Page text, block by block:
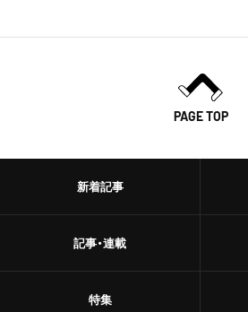
PAGE TOP
新着記事
記事・連載
特集